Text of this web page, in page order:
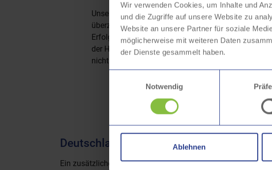
Wir verwenden Cookies, um Inhalte und
und die Zugriffe auf unsere Website zu
Website an unsere Partner für soziale
möglicherweise mit weiteren Daten
der Dienste gesammelt haben.
Notwendig
Ablehnen
Unser attraktives Linienangebot und unsere
überzeugen viele Menschen, den Bus zu nutzen.
Erfolg ist zugleich eine Auszeichnung für die
der HST, ohne deren täglichen Einsatz ein solcher
nicht möglich wäre.
DeutschlandTicket sorgt für steigende
Ein zusätzlicher Schub für den öffentlichen Nahverkehr in